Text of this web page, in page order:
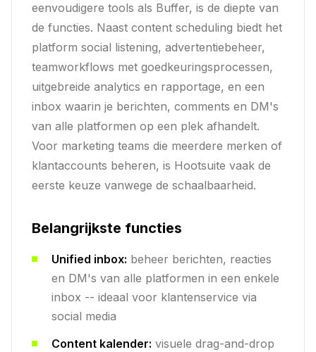
eenvoudigere tools als Buffer, is de diepte van
de functies. Naast content scheduling biedt het
platform social listening, advertentiebeheer,
teamworkflows met goedkeuringsprocessen,
uitgebreide analytics en rapportage, en een
inbox waarin je berichten, comments en DM's
van alle platformen op een plek afhandelt.
Voor marketing teams die meerdere merken of
klantaccounts beheren, is Hootsuite vaak de
eerste keuze vanwege de schaalbaarheid.
Belangrijkste functies
Unified inbox: beheer berichten, reacties
en DM's van alle platformen in een enkele
inbox -- ideaal voor klantenservice via
social media
Content kalender: visuele drag-and-drop